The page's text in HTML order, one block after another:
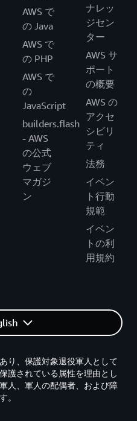
AWS で
の Java
AWS で
の PHP
AWS で
の
JavaScript
builders.flash
- AWS
の公式
ウェブ
マガジ
ン
ナレッ
ジセン
ター
AWS サ
ポート
の概要
AWS の
アクセ
シビリ
ティ
法務
イベン
ト行動
規範
イベン
トの利
用規約
り、保護対象退役軍人として
護されている属性を理由とし
人、軍人の配偶者、および障
。